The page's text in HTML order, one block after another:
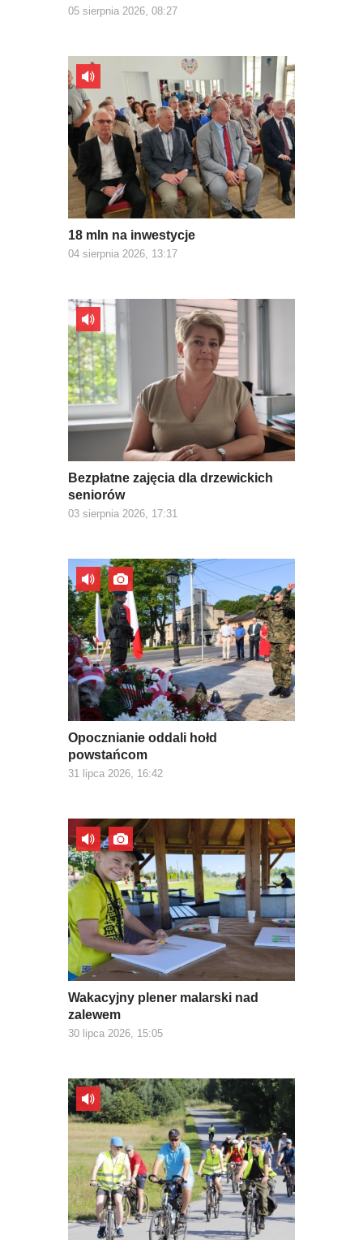
05 sierpnia 2026, 08:27
18 mln na inwestycje
04 sierpnia 2026, 13:17
Bezpłatne zajęcia dla drzewickich
seniorów
03 sierpnia 2026, 17:31
Opocznianie oddali hołd
powstańcom
31 lipca 2026, 16:42
Wakacyjny plener malarski nad
zalewem
30 lipca 2026, 15:05